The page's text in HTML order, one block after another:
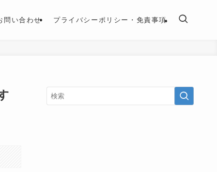
問い合わせ プライバシーポリシー・免責事項